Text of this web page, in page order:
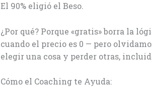
El 90% eligió el Beso.
¿Por qué? Porque «gratis» borra la
cuando el precio es 0 — pero
elegir una cosa y perder otras,
Cómo el Coaching te Ayuda: